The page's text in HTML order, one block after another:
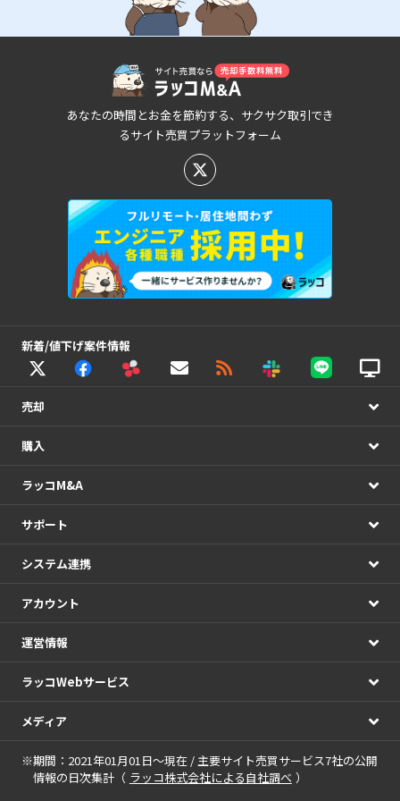
あなたの時間とお金を節約する、サクサク取引でき
るサイト売買プラットフォーム
新着/値下げ案件情報
売却
購入
ラッコM&A
サポート
システム連携
アカウント
運営情報
ラッコWebサービス
メディア
※期間：2021年01月01日～現在 / 主要サイト売買サービス7社の公開
情報の日次集計（ ラッコ株式会社による自社調べ ）